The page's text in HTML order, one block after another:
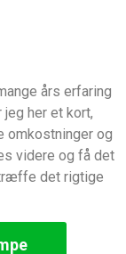
års erfaring
her et kort,
omkostninger og
videre og få det
det rigtige